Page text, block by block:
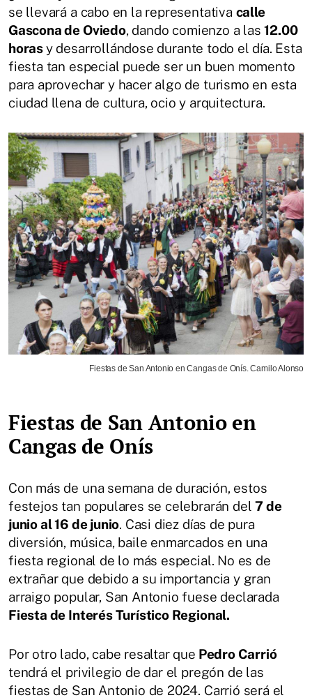
se llevará a cabo en la representativa calle
Gascona de Oviedo, dando comienzo a las12.00
horasy desarrollándose durante todo el día. Esta
fiesta tan especial puede ser un buen momento
para aprovechar y hacer algo de turismo en esta
ciudad llena de cultura, ocio y arquitectura.
Fiestas de San Antonio en Cangas de Onís. Camilo Alonso
Fiestas de San Antonio en
Cangas de Onís
Con más de una semana de duración, estos
festejos tan populares se celebrarán del7 de
junio al 16 de junio. Casi diez días de pura
diversión, música, baile enmarcados en una
fiesta regional de lo más especial. No es de
extrañar que debido a su importancia y gran
arraigo popular, San Antonio fuese declarada
Fiesta de Interés Turístico Regional.
Por otro lado, cabe resaltar que Pedro Carrió
tendrá el privilegio de dar el pregón de las
fiestas de San Antonio de 2024. Carrió será el